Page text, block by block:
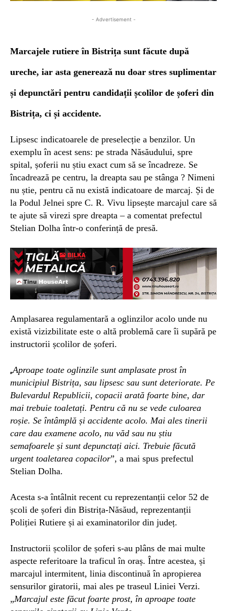
- Advertisement -
Marcajele rutiereîn Bistrița sunt făcute după
ureche, iar asta generează nu doar stres suplimentar
și depunctări pentru candidații școlilor de șoferi din
Bistrița, ci și accidente.
Lipsesc indicatoarele de preselecție a benzilor. Un
exemplu în acest sens: pe strada Năsăudului, spre
spital, șoferii nu știu exact cum să se încadreze. Se
încadrează pe centru, la dreapta sau pe stânga ? Nimeni
nu știe, pentru că nu există indicatoare de marcaj. Și de
la Podul Jelnei spre C. R. Vivu lipsește marcajul care să
te ajute să virezi spre dreapta – a comentat prefectul
Stelian Dolha într-o conferință de presă.
Amplasarea regulamentară a oglinzilor acolo unde nu
există vizizbilitate este o altă problemă care îi supără pe
instructorii școlilor de șoferi.
„Aproape toate oglinzile sunt amplasate prost în
municipiul Bistrița, sau lipsesc sau sunt deteriorate. Pe
Bulevardul Republicii, copacii arată foarte bine, dar
mai trebuie toaletați. Pentru că nu se vede culoarea
roșie. Se întâmplă și accidente acolo. Mai ales tinerii
care dau examene acolo, nu văd sau nu știu
semafoarele și sunt depunctați aici. Trebuie făcută
urgent toaletarea copacilor”, a mai spus prefectul
Stelian Dolha.
Acesta s-a întâlnit recent cu reprezentanții celor 52 de
școli de șoferi din Bistrița-Năsăud, reprezentanții
Poliției Rutiere și ai examinatorilor din județ.
Instructorii școlilor de șoferi s-au plâns de mai multe
aspecte referitoare la traficul în oraș. Între acestea, și
marcajul intermitent, linia discontinuă în apropierea
sensurilor giratorii, mai ales pe traseul Liniei Verzi.
„Marcajul este făcut foarte prost, în aproape toate